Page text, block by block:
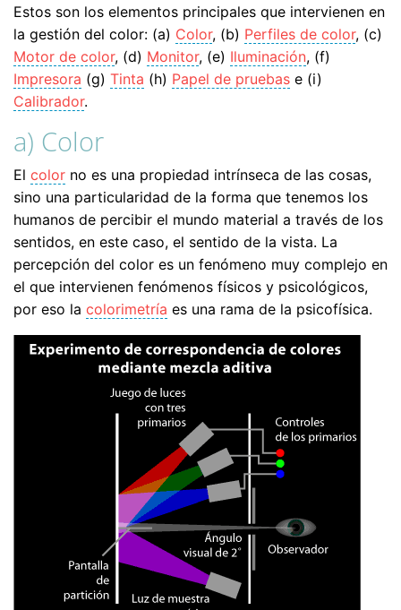
Estos son los elementos principales que intervienen en
la gestión del color: (a) Color, (b) Perfiles de color, (c)
Motor de color, (d) Monitor, (e) Iluminación, (f)
Impresora (g) Tinta (h) Papel de pruebas e (i)
Calibrador.
a) Color
El color no es una propiedad intrínseca de las cosas,
sino una particularidad de la forma que tenemos los
humanos de percibir el mundo material a través de los
sentidos, en este caso, el sentido de la vista. La
percepción del color es un fenómeno muy complejo en
el que intervienen fenómenos físicos y psicológicos,
por eso la colorimetría es una rama de la psicofísica.